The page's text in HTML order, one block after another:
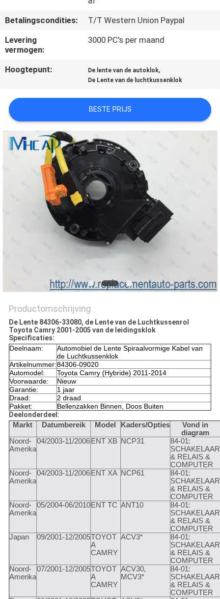
EEN
SITEMAP
PRIVACY
POLICY
Betalingscondities:
T/T Western Union Paypal
Levering
vermogen:
3000 PC's per maand
Hoogtepunt: De lente van de autoklok,
De Lente van de luchtkussenklok
BESTE PRIJS
Productomschrijving
De Lente 84306-33080, de Lente van de Luchtkussenrol
Toyota Camry 2001-2005 van de leidingsklok
Specificaties:
Deelnaam:
Automobiel de Lente Spiraalvormige Kabel van
de Luchtkussenklok
Artikelnummer:84306-09020
Automodel:
Toyota Camry (Hybride) 2011-2014
Voorwaarde:
Nieuw
Garantie:
1 jaar
Draad:
2 draad
Pakket:
Bellenzakken Binnen, Doos Buiten
Deelonderdeel:
Markt
Datumbereik Model Kaders/Opties
Vond in
diagram
Noord-
Amerika
04/2003-11/2006 ENT XB NCP31
84-01:
SCHAKELAAR
& RELAIS &
COMPUTER
Noord-
Amerika
04/2003-11/2006 ENT XA NCP61
84-01:
SCHAKELAAR
& RELAIS &
COMPUTER
Noord-
Amerika
05/2004-06/2010ENT TC ANT10
84-01:
SCHAKELAAR
& RELAIS &
COMPUTER
Japan
09/2001-12/2005TOYOT
A
CAMRY
ACV3*
84-01:
SCHAKELAAR
& RELAIS &
COMPUTER
Noord-
Amerika
07/2001-12/2005TOYOT
A
CAMRY
ACV30,
MCV3*
84-01:
SCHAKELAAR
& RELAIS &
COMPUTER